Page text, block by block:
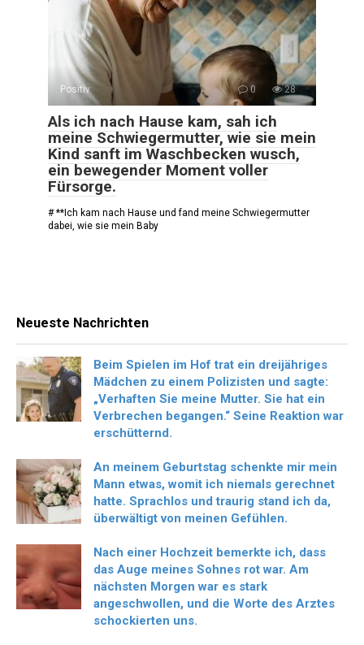
Positiv 0 28
Als ich nach Hause kam, sah ich
meine Schwiegermutter, wie sie mein
Kind sanft im Waschbecken wusch,
ein bewegender Moment voller
Fürsorge.
# **Ich kam nach Hause und fand meine Schwiegermutter
dabei, wie sie mein Baby
Neueste Nachrichten
Beim Spielen im Hof trat ein dreijähriges
Mädchen zu einem Polizisten und sagte:
„Verhaften Sie meine Mutter. Sie hat ein
Verbrechen begangen.“ Seine Reaktion war
erschütternd.
An meinem Geburtstag schenkte mir mein
Mann etwas, womit ich niemals gerechnet
hatte. Sprachlos und traurig stand ich da,
überwältigt von meinen Gefühlen.
Nach einer Hochzeit bemerkte ich, dass
das Auge meines Sohnes rot war. Am
nächsten Morgen war es stark
angeschwollen, und die Worte des Arztes
schockierten uns.